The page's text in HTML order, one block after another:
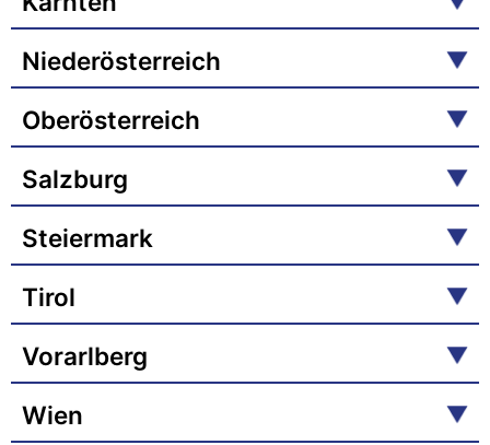
Niederösterreich
Oberösterreich
Salzburg
Steiermark
Tirol
Vorarlberg
Wien